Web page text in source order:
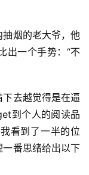
烟的老大爷，他
出一个手势：“不
去越觉得是在逼
到个人的阅读品
看到了一半的位
番思绪给出以下